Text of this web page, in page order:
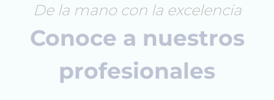
De la mano con la excelencia
Conoce a nuestros
profesionales